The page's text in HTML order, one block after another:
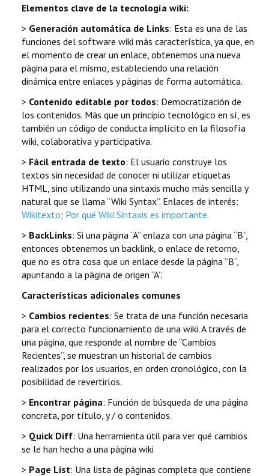
Elementos clave de la tecnología wiki:
> Generación automática de Links: Esta es una de las
funciones del software wiki más característica, ya que, en
el momento de crear un enlace, obtenemos una nueva
página para el mismo, estableciendo una relación
dinámica entre enlaces y páginas de forma automática.
> Contenido editable por todos: Democratización de
los contenidos. Más que un principio tecnológico en sí, es
también un código de conducta implícito en la filosofía
wiki, colaborativa y participativa.
> Fácil entrada de texto: El usuario construye los
textos sin necesidad de conocer ni utilizar etiquetas
HTML, sino utilizando una sintaxis mucho más sencilla y
natural que se llama “Wiki Syntax”. Enlaces de interés:
Wikitexto; Por qué Wiki Sintaxis es importante.
> BackLinks: Si una página “A” enlaza con una página “B”,
entonces obtenemos un backlink, o enlace de retorno,
que no es otra cosa que un enlace desde la página “B”,
apuntando a la página de origen “A”.
Características adicionales comunes
> Cambios recientes: Se trata de una función necesaria
para el correcto funcionamiento de una wiki. A través de
una página, que responde al nombre de “Cambios
Recientes”, se muestran un historial de cambios
realizados por los usuarios, en orden cronológico, con la
posibilidad de revertirlos.
> Encontrar página: Función de búsqueda de una página
concreta, por título, y / o contenidos.
> Quick Diff: Una herramienta útil para ver qué cambios
se le han hecho a una página wiki
> Page List: Una lista de páginas completa que contiene